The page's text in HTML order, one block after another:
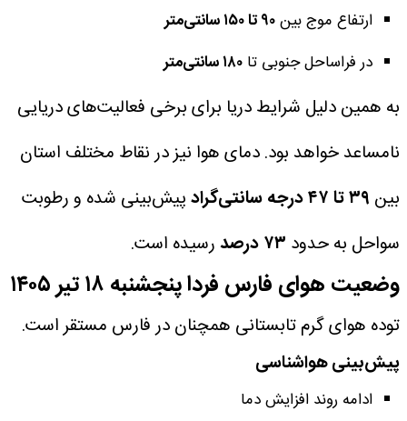
ارتفاع موج بین۹۰ تا ۱۵۰ سانتی‌متر
در فراساحل جنوبی تا ۱۸۰ سانتی‌متر
به همین دلیل شرایط دریا برای برخی فعالیت‌های دریایی
نامساعد خواهد بود.دمای هوا نیز در نقاط مختلف استان
بین ۳۹ تا ۴۷ درجه سانتی‌گراد
پیش‌بینی شده و رطوبت
سواحل به حدود ۷۳ درصد رسیده است.
وضعیت هوای فارس فردا پنجشنبه ۱۸ تیر ۱۴۰۵
توده هوای گرم تابستانی همچنان در فارس مستقر است.
پیش‌بینی هواشناسی
ادامه روند افزایش دما